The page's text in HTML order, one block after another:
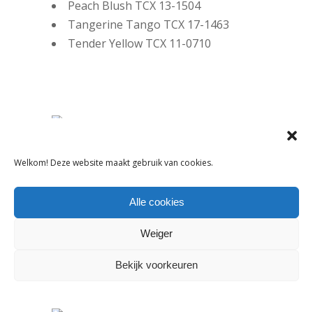
Welkom! Deze website maakt gebruik van cookies.
Alle cookies
Weiger
Bekijk voorkeuren
Peach Blush TCX 13-1504
Tangerine Tango TCX 17-1463
Tender Yellow TCX 11-0710
Marni
Tangerine Tango TCX 17-1463
Surf the Web TCX 19-3952
Freesia TCX 14-0852